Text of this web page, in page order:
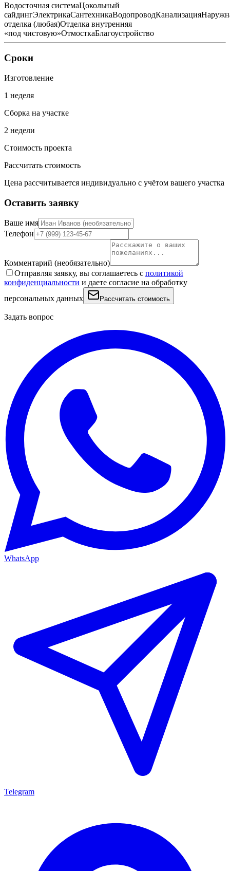
Водосточная системаЦокольный
сайдингЭлектрикаСантехникаВодопроводКанализация
отделка (любая)Отделка внутренняя
«под чистовую»ОтмосткаБлагоустройство
Сроки
Изготовление
1 неделя
Сборка на участке
2 недели
Стоимость проекта
Рассчитать стоимость
Цена рассчитывается индивидуально с учётом вашего участка
Оставить заявку
Ваше имя
Телефон
Комментарий (необязательно)
Отправляя заявку, вы соглашаетесь с политикой
конфиденциальности и даете согласие на обработку
персональных данных
Рассчитать стоимость
Задать вопрос
WhatsApp
Telegram